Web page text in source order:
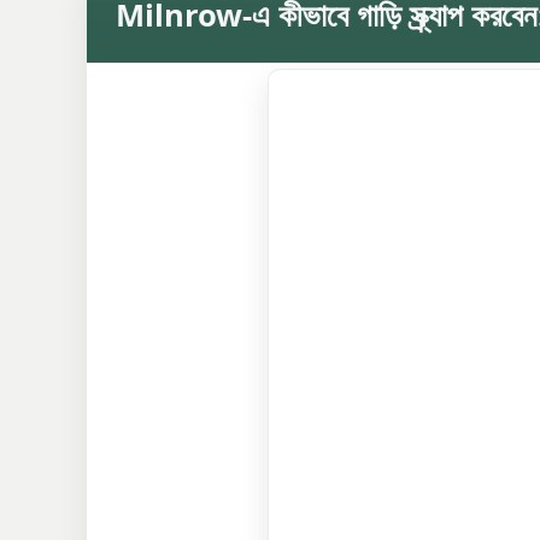
Milnrow-এ কীভাবে গাড়ি স্ক্র্যাপ